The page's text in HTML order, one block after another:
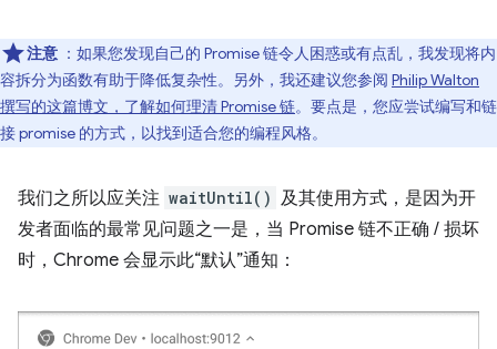
注意 ：如果您发现自己的 Promise 链令人困惑或有点乱，我发现将内
容拆分为函数有助于降低复杂性。另外，我还建议您参阅 Philip Walton
撰写的这篇博文，了解如何理清 Promise 链。要点是，您应尝试编写和链
接 promise 的方式，以找到适合您的编程风格。
我们之所以应关注 waitUntil() 及其使用方式，是因为开
发者面临的最常见问题之一是，当 Promise 链不正确 / 损坏
时，Chrome 会显示此“默认”通知：